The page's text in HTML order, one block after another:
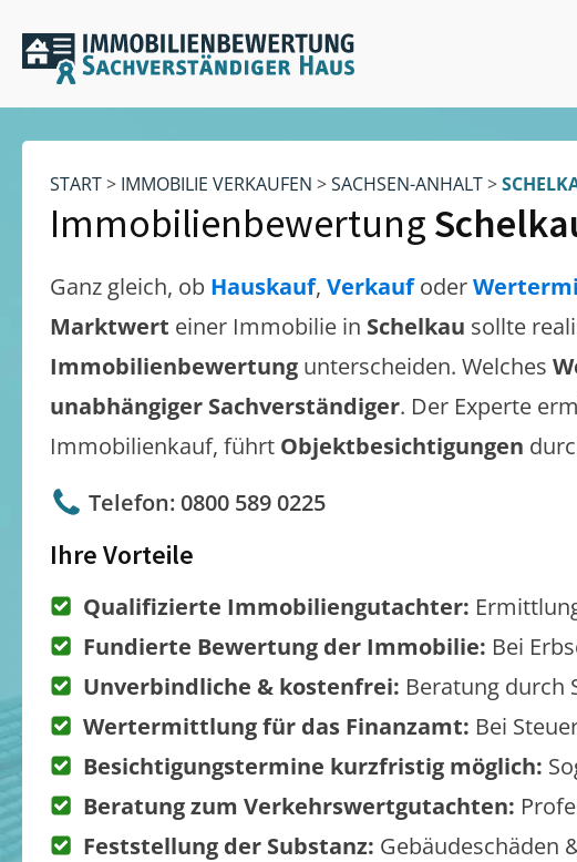
START> IMMOBILIE VERKAUFEN >SACHSEN-ANHALT>
Immobilienbewertung
Ganz gleich, ob Hauskauf, Verkaufoder
Marktwert einer Immobilie in Schelkau sollte
Immobilienbewertung unterscheiden. Welches
unabhängiger Sachverständiger. Der Experte
Immobilienkauf, führt Objektbesichtigungen
Telefon: 0800 589 0225
Ihre Vorteile
Qualifizierte Immobiliengutachter:
Fundierte Bewertung der Immobilie: Bei
Unverbindliche & kostenfrei: Beratung durch
Wertermittlung für das Finanzamt: Bei
Besichtigungstermine kurzfristig möglich:
Beratung zum Verkehrswertgutachten:
Feststellung der Substanz: Gebäudeschäden